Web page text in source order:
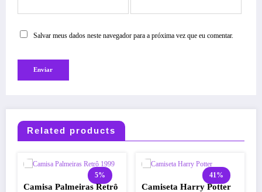
Salvar meus dados neste navegador para a próxima vez que eu comentar.
Related products
5%
Camisa Palmeiras Retrô
41%
Camiseta Harry Potter